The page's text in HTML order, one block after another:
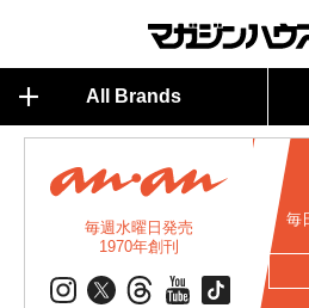
All Brands
毎週水曜日発売
1970年創刊
毎